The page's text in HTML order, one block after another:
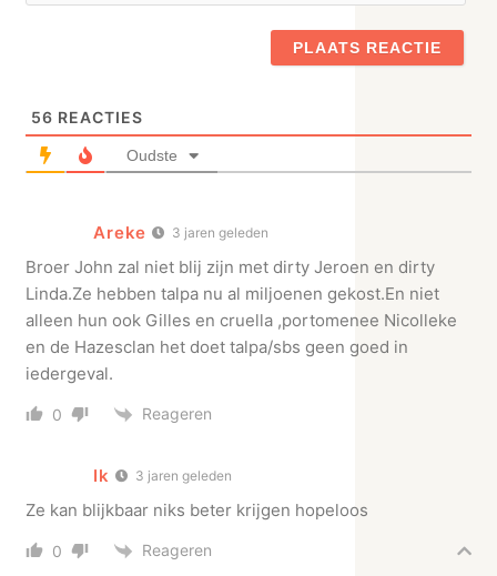
56 REACTIES
Oudste
Areke 3 jaren geleden
Broer John zal niet blij zijn met dirty Jeroen en dirty
Linda.Ze hebben talpa nu al miljoenen gekost.En niet
alleen hun ook Gilles en cruella ,portomenee Nicolleke
en de Hazesclan het doet talpa/sbs geen goed in
iedergeval.
0 Reageren
Ik 3 jaren geleden
Ze kan blijkbaar niks beter krijgen hopeloos
0 Reageren